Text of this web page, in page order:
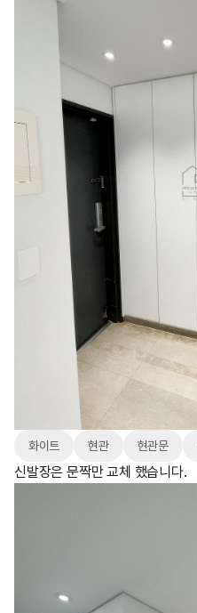
화이트 현관 현관문
신발장은 문짝만 교체 했습니다.